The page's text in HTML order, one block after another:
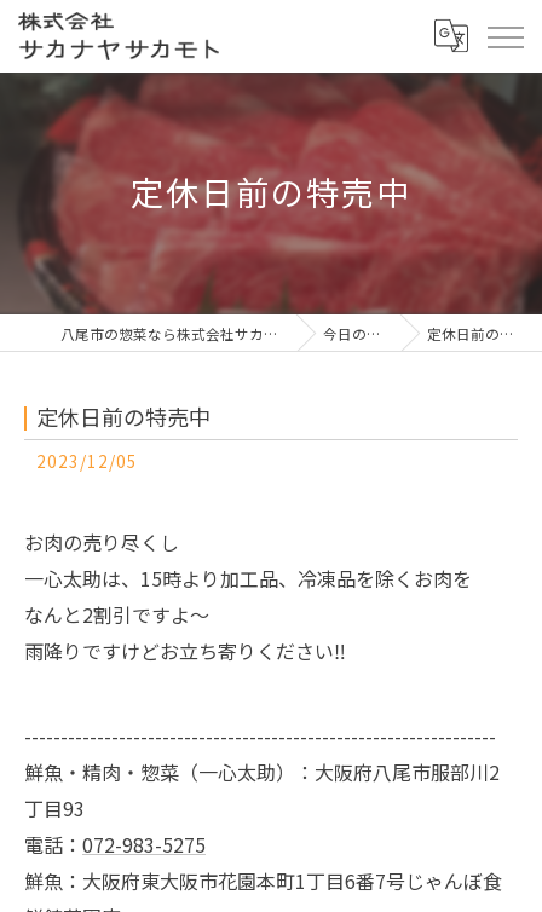
定休日前の特売中
八尾市の惣菜なら株式会社サカナヤサカモト 今日の一押し 定休日前の特売中
定休日前の特売中
2023/12/05
お肉の売り尽くし
一心太助は、15時より加工品、冷凍品を除くお肉を
なんと2割引ですよ〜
雨降りですけどお立ち寄りください‼️
-----------------------------------------------------------------
鮮魚・精肉・惣菜（一心太助）：大阪府八尾市服部川2
丁目93
電話： 072-983-5275
鮮魚：大阪府東大阪市花園本町1丁目6番7号じゃんぼ食